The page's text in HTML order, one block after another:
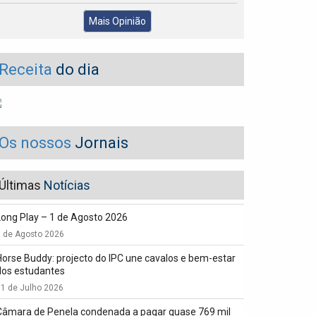
Mais Opinião
do dia
nossos Jornais
Notícias
Play – 1 de Agosto 2026
de Agosto 2026
Buddy: projecto do IPC une cavalos e bem-estar
estudantes
de Julho 2026
de Penela condenada a pagar quase 769 mil